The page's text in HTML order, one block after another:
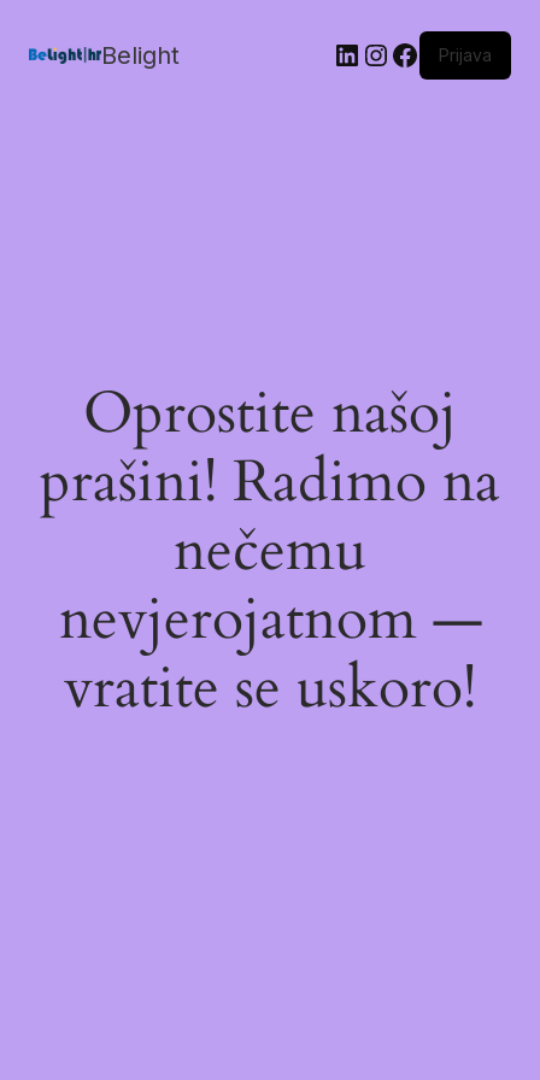
Belight Prijava
Oprostite našoj
prašini! Radimo na
nečemu
nevjerojatnom —
vratite se uskoro!